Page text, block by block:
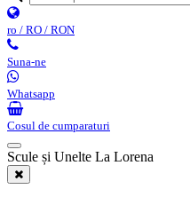
ro / RO / RON
Suna-ne
Whatsapp
Cosul de cumparaturi
Scule și Unelte La Lorena